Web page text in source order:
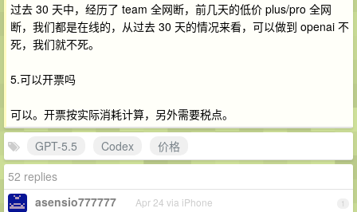
过去 30 天中，经历了 team 全网断，前几天的低价 plus/pro 全网
断，我们都是在线的，从过去 30 天的情况来看，可以做到 openai 不
死，我们就不死。
5.可以开票吗
可以。开票按实际消耗计算，另外需要税点。
GPT-5.5
Codex
价格
52 replies
1
asensio777777 Apr 24 via iPhone